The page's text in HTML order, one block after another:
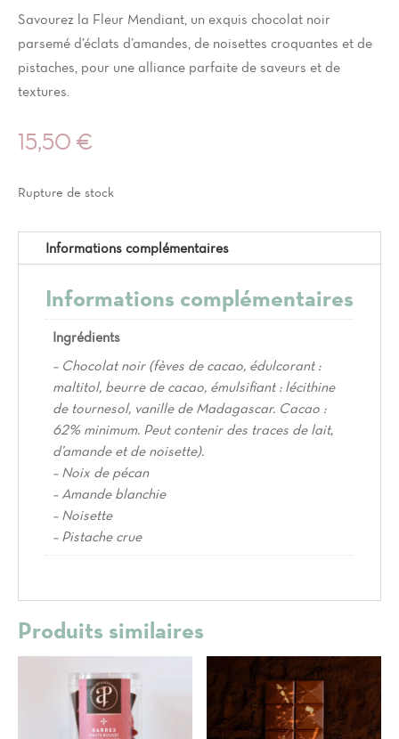
Savourez la Fleur Mendiant, un exquis chocolat noir
parsemé d’éclats d’amandes, de noisettes croquantes et de
pistaches, pour une alliance parfaite de saveurs et de
textures.
15,50 €
Rupture de stock
Informations complémentaires
Informations complémentaires
Ingrédients
– Chocolat noir (fèves de cacao, édulcorant :
maltitol, beurre de cacao, émulsifiant : lécithine
de tournesol, vanille de Madagascar. Cacao :
62% minimum. Peut contenir des traces de lait,
d’amande et de noisette).
– Noix de pécan
– Amande blanchie
– Noisette
– Pistache crue
Produits similaires